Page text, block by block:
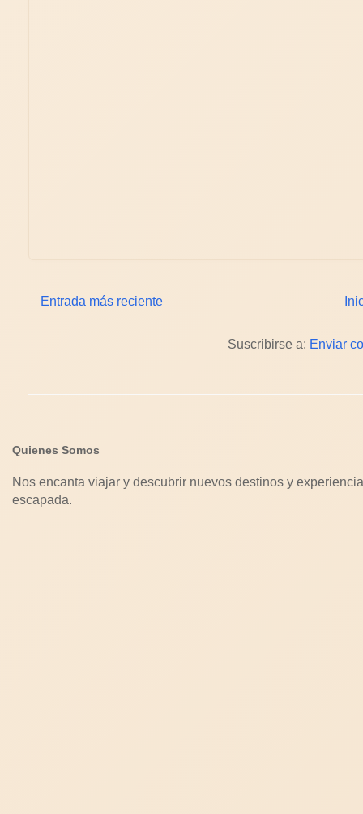
Entrada más reciente
Suscribirse a: Enviar
Quienes Somos
Nos encanta viajar y descubrir nuevos destinos y
escapada.